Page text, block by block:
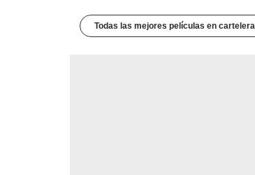
Todas las mejores películas en cartelera